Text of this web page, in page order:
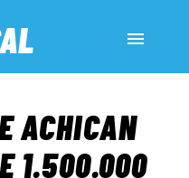
ACHICAN
1.500.000